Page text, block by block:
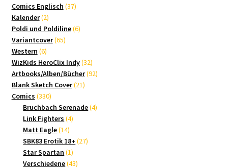
Comics Englisch 3737
Kalender 22
Produkte
Poldi und Poldiline 66
Variantcover 6565
Western 66
Produkte
WizKids HeroClix Indy 3232
Produkte
Artbooks/Alben/Bücher 9292
Blank Sketch Cover 2121
Comics 330330
Produkte
Bruchbach Serenade 44
Link Fighters 44
Matt Eagle 1414
Produkte
SBK83 Erotik 18+ 2727
Star Spartan 11
Produkt
Verschiedene 4343